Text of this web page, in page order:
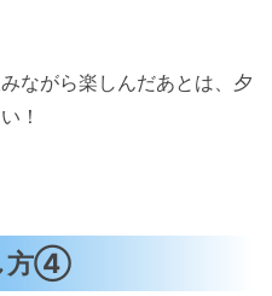
ながら楽しんだあとは、夕
！
方④